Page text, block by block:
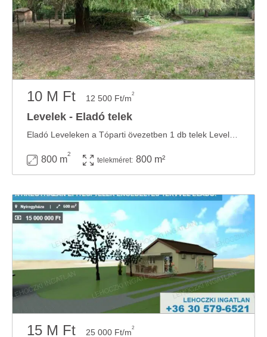
10 M Ft 12 500 Ft/m2
Levelek - Eladó telek
800 m
2
telekméret: 800 m²
15 M Ft 25 000 Ft/m2